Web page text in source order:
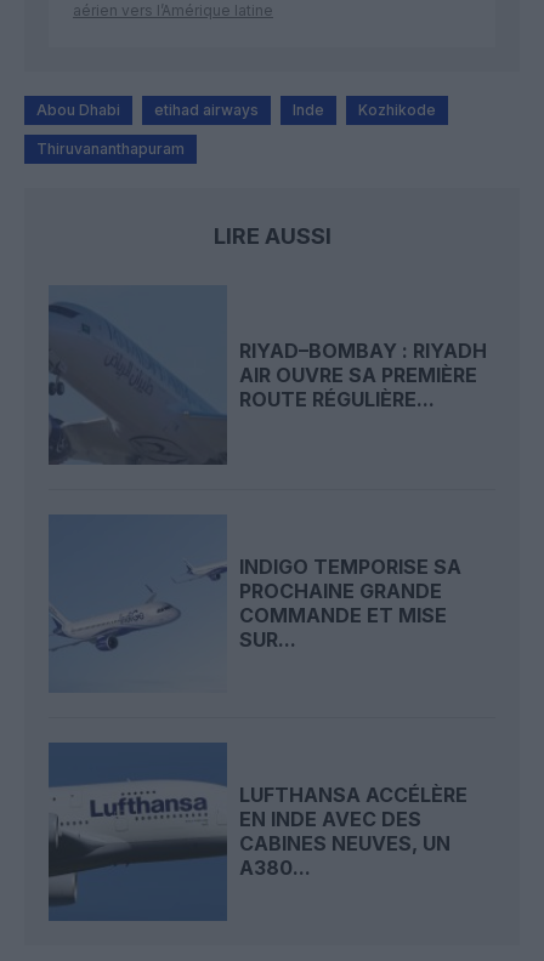
aérien vers l’Amérique latine
Abou Dhabi etihad airways Inde Kozhikode
Thiruvananthapuram
LIRE AUSSI
RIYAD–BOMBAY : RIYADH
AIR OUVRE SA PREMIÈRE
ROUTE RÉGULIÈRE...
INDIGO TEMPORISE SA
PROCHAINE GRANDE
COMMANDE ET MISE
SUR...
LUFTHANSA ACCÉLÈRE
EN INDE AVEC DES
CABINES NEUVES, UN
A380...